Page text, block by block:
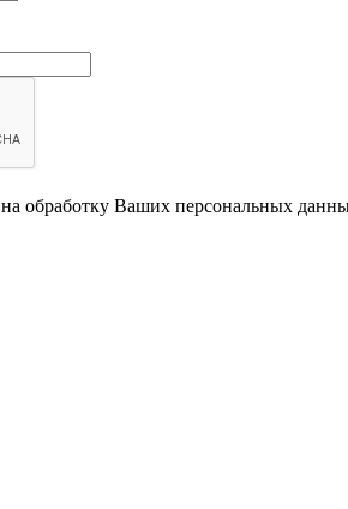
на обработку Ваших персональных